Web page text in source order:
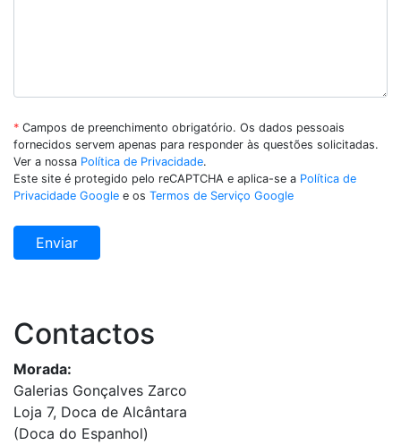
* Campos de preenchimento obrigatório. Os dados pessoais
fornecidos servem apenas para responder às questões solicitadas.
Ver a nossa Política de Privacidade.
Este site é protegido pelo reCAPTCHA e aplica-se a Política de
Privacidade Google e os Termos de Serviço Google
Contactos
Morada:
Galerias Gonçalves Zarco
Loja 7, Doca de Alcântara
(Doca do Espanhol)